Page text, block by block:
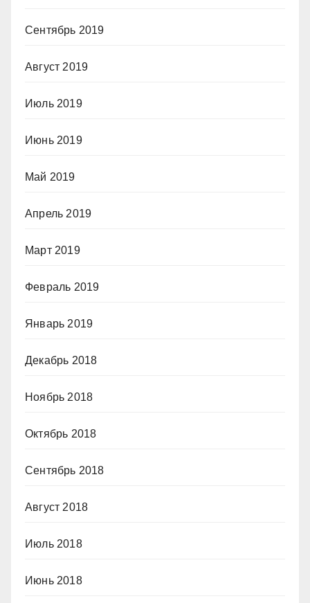
Сентябрь 2019
Август 2019
Июль 2019
Июнь 2019
Май 2019
Апрель 2019
Март 2019
Февраль 2019
Январь 2019
Декабрь 2018
Ноябрь 2018
Октябрь 2018
Сентябрь 2018
Август 2018
Июль 2018
Июнь 2018